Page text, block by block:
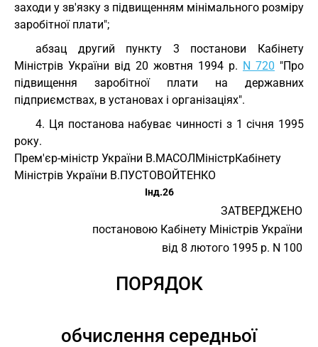
заходи у зв'язку з підвищенням мінімального розміру
заробітної плати";
абзац другий пункту 3 постанови Кабінету
Міністрів України від 20 жовтня 1994 р. N 720 "Про
підвищення заробітної плати на державних
підприємствах, в установах і організаціях".
4. Ця постанова набуває чинності з 1 січня 1995
року.
Прем'єр-міністр України В.МАСОЛМіністрКабінету
Міністрів України В.ПУСТОВОЙТЕНКО
Інд.26
ЗАТВЕРДЖЕНО
постановою Кабінету Міністрів України
від 8 лютого 1995 р. N 100
ПОРЯДОК
обчислення середньої